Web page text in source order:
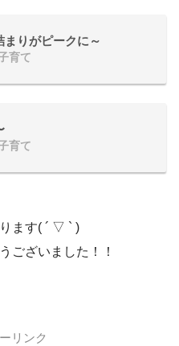
りがピークに～
育て
育て
ます( ´ ▽ ` )
ございました！！
リンク